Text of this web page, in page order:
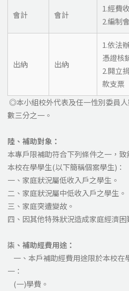
會計 會計
1.經費
2.編制
出納 出納
1.依法
憑證核
2.開立
款支票
◎本小組校外代表及任一性別委員
數三分之一。
陸、補助對象：
本專戶限補助符合下列條件之一，
本校在學學生(以下簡稱個案學生)：
一、家庭狀況屬低收入戶之學生。
二、家庭狀況屬中低收入戶之學生。
三、家庭突遭變故。
四、因其他特殊狀況造成家庭經濟困
柒、 補助經費用途：
一、本戶補助經費用途限於本校在
一：
(一)學費。